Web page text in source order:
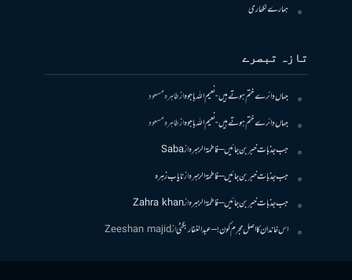
ہمارے لکھاری
تازہ تبصرے
جہاں دائرے ختم ہوتے ہیں- نعیم اللہ باجوہازطاہرہ مسعود
جہاں دائرے ختم ہوتے ہیں- نعیم اللہ باجوہازطاہرہ مسعود
جب جذبات خبر بن جائیں – فاطمۃالزہرہازSaba
جب جذبات خبر بن جائیں – فاطمۃالزہرہازنایاب زہرہ
جب جذبات خبر بن جائیں – فاطمۃالزہرہازZahra khan
اس خاندان کا اصل مجرم کون! – عبدالغفار بگٹیازZeeshan majid